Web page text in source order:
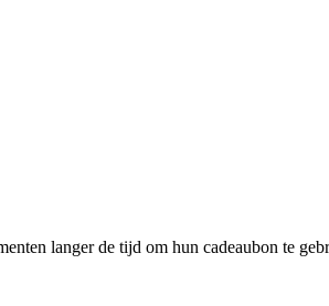
langer de tijd om hun cadeaubon te